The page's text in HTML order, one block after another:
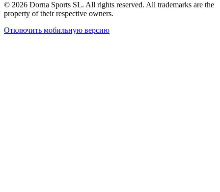
© 2026 Dorna Sports SL. All rights reserved. All trademarks are the
property of their respective owners.
Отключить мобильную версию